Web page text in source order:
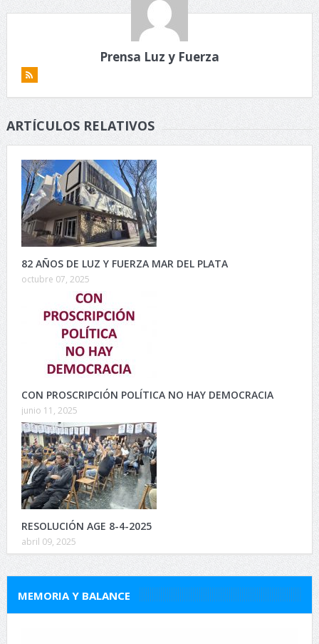
Prensa Luz y Fuerza
ARTÍCULOS RELATIVOS
82 AÑOS DE LUZ Y FUERZA MAR DEL PLATA
octubre 07, 2025
CON PROSCRIPCIÓN POLÍTICA NO HAY DEMOCRACIA
junio 11, 2025
RESOLUCIÓN AGE 8-4-2025
abril 09, 2025
MEMORIA Y BALANCE